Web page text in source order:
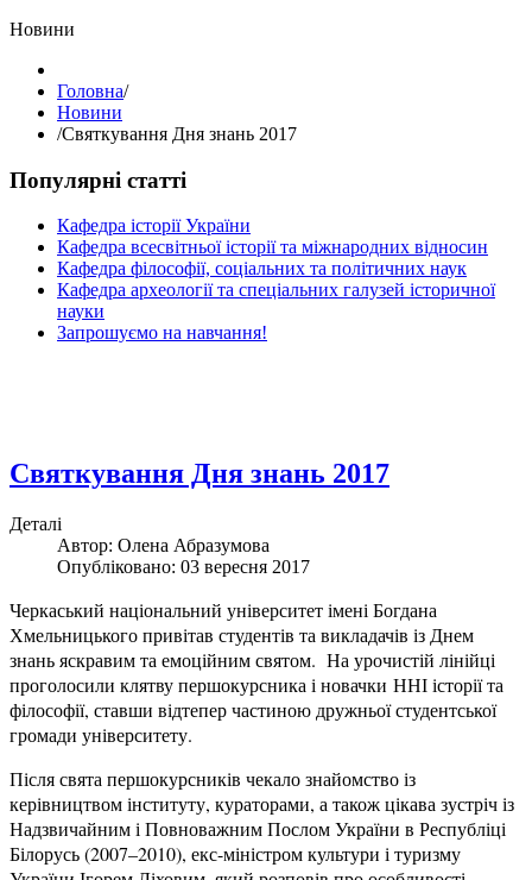
Hовини
Головна/
Hовини
/Святкування Дня знань 2017
Популярні статті
Кафедра історії України
Кафедра всесвітньої історії та міжнародних відносин
Кафедра філософії, соціальних та політичних наук
Кафедра археології та спеціальних галузей історичної
науки
Запрошуємо на навчання!
Святкування Дня знань 2017
Деталі
Автор: Олена Абразумова
Опубліковано: 03 вересня 2017
Черкаський національний університет імені Богдана
Хмельницького привітав студентів та викладачів із Днем
знань яскравим та емоційним святом. На урочистій лінійці
проголосили клятву першокурсника і новачки ННІ історії та
філософії, ставши відтепер частиною дружньої студентської
громади університету.
Після свята першокурсників чекало знайомство із
керівництвом інституту, кураторами, а також цікава зустріч із
Надзвичайним і Повноважним Послом України в Республіці
Білорусь (2007–2010), екс-міністром культури і туризму